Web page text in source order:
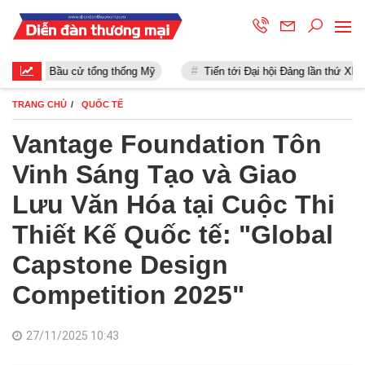
Bầu cử tổng thống Mỹ Tiến tới Đại hội Đảng lần thứ XIII
TRANG CHỦ QUỐC TẾ
Vantage Foundation Tôn
Vinh Sáng Tạo và Giao
Lưu Văn Hóa tại Cuộc Thi
Thiết Kế Quốc tế: "Global
Capstone Design
Competition 2025"
27/11/2025 10:43